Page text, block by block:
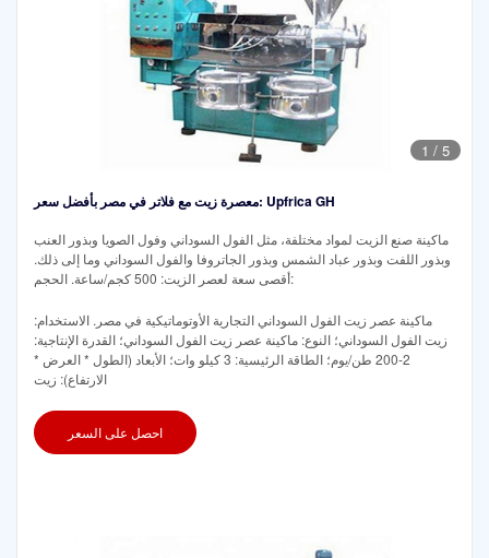
1 / 5
معصرة زيت مع فلاتر في مصر بأفضل سعر: Upfrica GH
ماكينة صنع الزيت لمواد مختلفة، مثل الفول السوداني وفول الصويا وبذور العنب
وبذور اللفت وبذور عباد الشمس وبذور الجاتروفا والفول السوداني وما إلى ذلك.
أقصى سعة لعصر الزيت: 500 كجم/ساعة. الحجم:
ماكينة عصر زيت الفول السوداني التجارية الأوتوماتيكية في مصر. الاستخدام:
زيت الفول السوداني؛ النوع: ماكينة عصر زيت الفول السوداني؛ القدرة الإنتاجية:
2-200 طن/يوم؛ الطاقة الرئيسية: 3 كيلو وات؛ الأبعاد (الطول * العرض *
الارتفاع): زيت
احصل على السعر